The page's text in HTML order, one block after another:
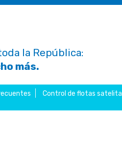
la República:
más.
Control de flotas satelital